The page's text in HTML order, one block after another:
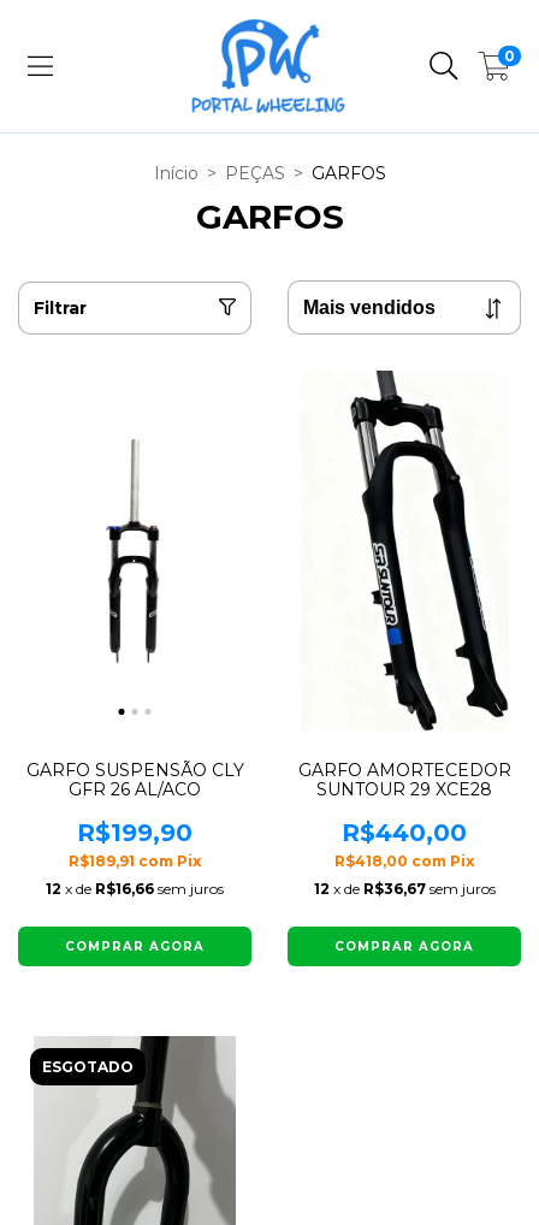
0
Início > PEÇAS > GARFOS
GARFOS
Filtrar
GARFO SUSPENSÃO CLY
GFR 26 AL/ACO
R$199,90
R$189,91 com Pix
12 x de R$16,66 sem juros
GARFO AMORTECEDOR
SUNTOUR 29 XCE28
R$440,00
R$418,00 com Pix
12 x de R$36,67 sem juros
ESGOTADO